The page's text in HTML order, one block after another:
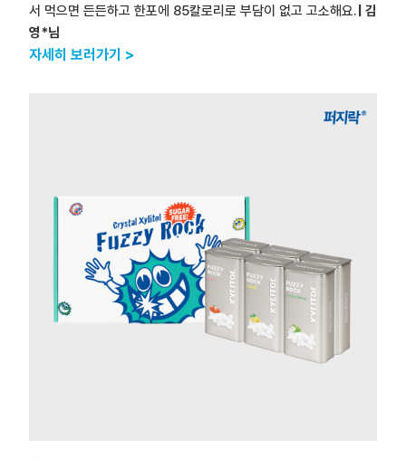
서 먹으면 든든하고 한포에 85칼로리로 부담이 없고 고소해요. | 김
영*님
자세히 보러가기 >